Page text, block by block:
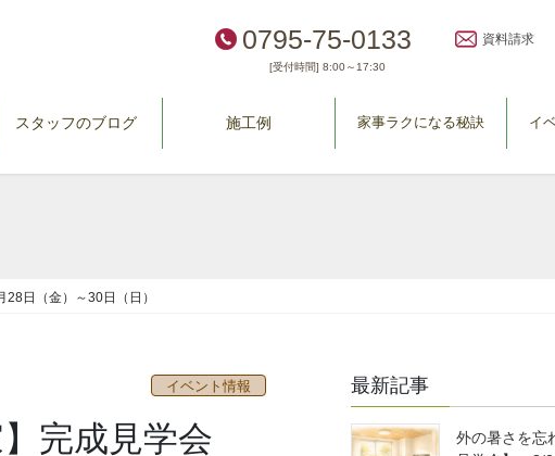
0795-75-0133
[受付時間] 8:00～17:30
資料請求
スタッフのブログ 施工例 家事ラクになる秘訣 イ
日（金）～30日（日）
イベント情報
】完成見学会
最新記事
外の暑さを忘